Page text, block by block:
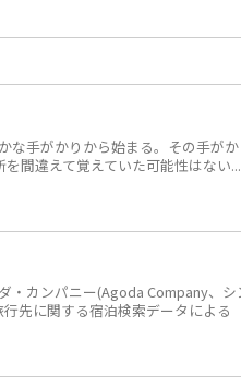
な手がかりから始まる。その手が
間違えて覚えていた可能性はない...
・カンパニー(Agoda Company、シ
先に関する宿泊検索データによる